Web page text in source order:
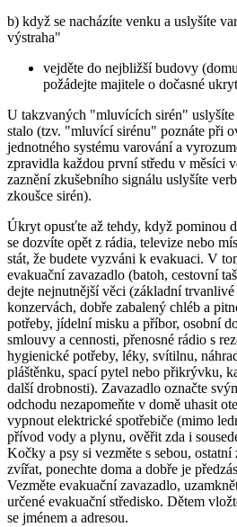
b) když se nacházíte venku a uslyšíte
výstraha"
vejděte do nejbližší budovy
požádejte majitele o dočasné
U takzvaných "mluvících sirén"
stalo (tzv. "mluvící sirénu" poznáte při
jednotného systému varování a
zpravidla každou první středu v měsíci
zaznění zkušebního signálu uslyšíte
zkoušce sirén).
Úkryt opusťte až tehdy, když pominou
se dozvíte opět z rádia, televize nebo
stát, že budete vyzváni k evakuaci. V
evakuační zavazadlo (batoh, cestovní
dejte nejnutnější věci (základní
konzervách, dobře zabalený chléb a
potřeby, jídelní misku a příbor, osobní
smlouvy a cennosti, přenosné rádio s
hygienické potřeby, léky, svítilnu,
pláštěnku, spací pytel nebo přikrývku,
další drobnosti). Zavazadlo označte
odchodu nezapomeňte v domě uhasit
vypnout elektrické spotřebiče (mimo
přívod vody a plynu, ověřit zda i
Kočky a psy si vezměte s sebou,
zvířat, ponechte doma a dobře je
Vezměte evakuační zavazadlo,
určené evakuační středisko. Dětem
se jménem a adresou.